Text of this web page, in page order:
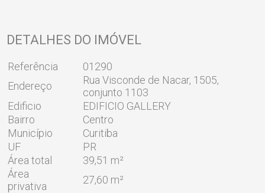
DETALHES DO IMÓVEL
Referência
01290
Endereço
Rua Visconde de Nacar, 1505,
conjunto 1103
Edificio
EDIFICIO GALLERY
Bairro
Centro
Município
Curitiba
UF
PR
Área total
39,51 m²
Área
privativa
27,60 m²